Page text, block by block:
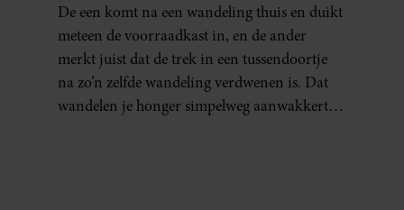
De een komt na een wandeling thuis en duikt
meteen de voorraadkast in, en de ander
merkt juist dat de trek in een tussendoortje
na zo’n zelfde wandeling verdwenen is. Dat
wandelen je honger simpelweg aanwakkert,